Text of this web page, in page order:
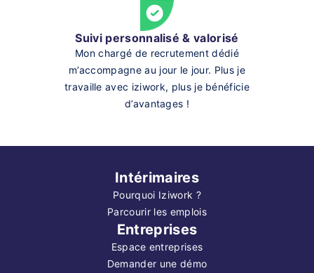
Suivi personnalisé & valorisé
Mon chargé de recrutement dédié
m’accompagne au jour le jour. Plus je
travaille avec iziwork, plus je bénéficie
d’avantages !
Intérimaires
Pourquoi Iziwork ?
Parcourir les emplois
Entreprises
Espace entreprises
Demander une démo